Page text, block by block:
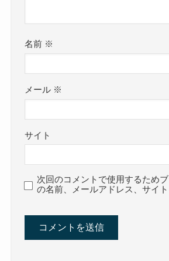
名前 ※
メール ※
サイト
次回のコメントで使用するため
の名前、メールアドレス、サイト